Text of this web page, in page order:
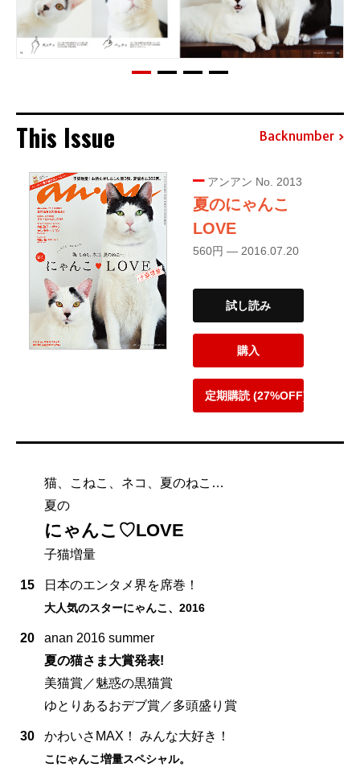
This Issue Backnumber
アンアン No. 2013
夏のにゃんこ
LOVE
560円 — 2016.07.20
試し読み
購入
定期購読 (27%OFF)
猫、こねこ、ネコ、夏のねこ…
夏の
にゃんこ♡LOVE
子猫増量
15 日本のエンタメ界を席巻！
大人気のスターにゃんこ、2016
20
anan 2016 summer
夏の猫さま大賞発表!
美猫賞／魅惑の黒猫賞
ゆとりあるおデブ賞／多頭盛り賞
30 かわいさMAX！ みんな大好き！
こにゃんこ増量スペシャル。